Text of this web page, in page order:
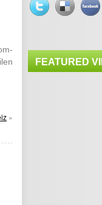
»
FEATURED